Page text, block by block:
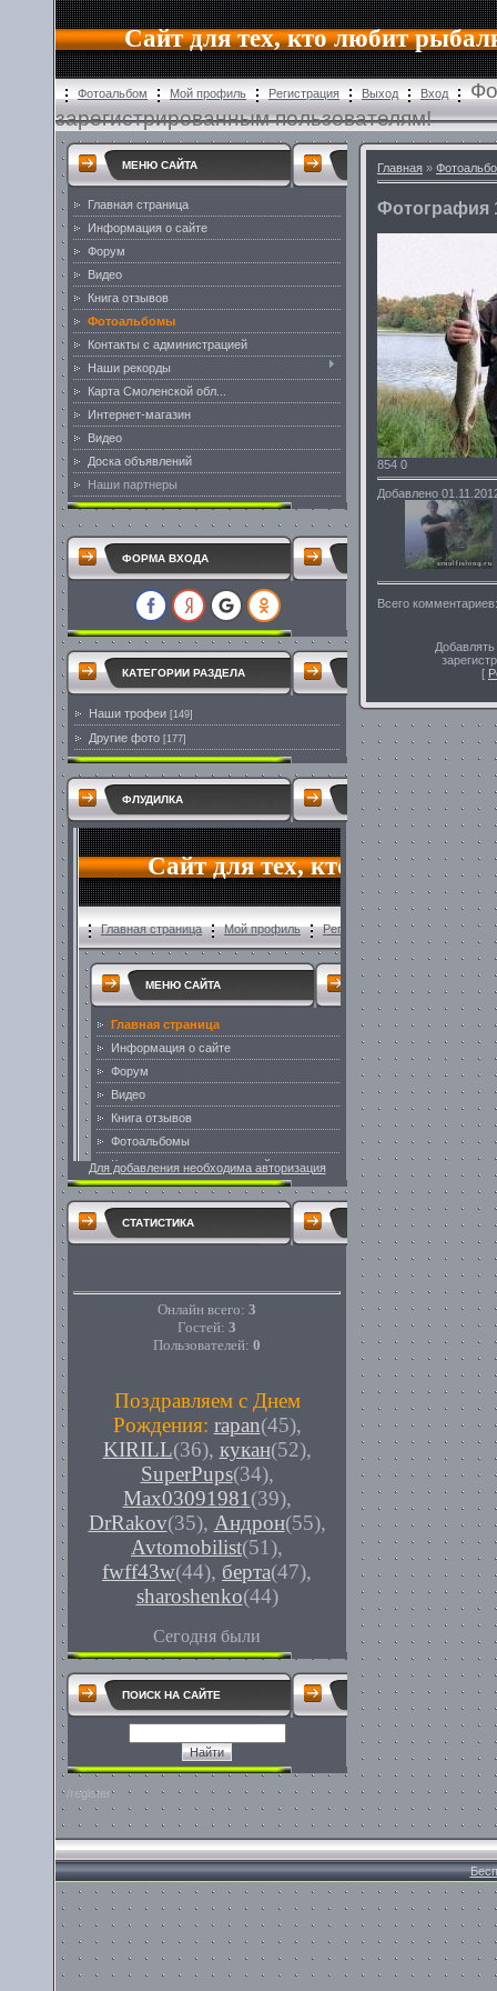
Сайт для тех, кто любит
Фотоальбом Мой профиль Регистрация Выход Вход
зарегистрированным пользователям!
МЕНЮ САЙТА
Главная страница
Информация о сайте
Форум
Видео
Книга отзывов
Фотоальбомы
Контакты с администрацией
Наши рекорды
Карта Смоленской обл...
Интернет-магазин
Видео
Доска объявлений
Наши партнеры
ФОРМА ВХОДА
КАТЕГОРИИ РАЗДЕЛА
Наши трофеи [149]
Другие фото [177]
ФЛУДИЛКА
Для добавления необходима авторизация
СТАТИСТИКА
Онлайн всего: 3
Гостей: 3
Пользователей: 0
Поздравляем с Днем
Рождения: rapan(45),
KIRILL(36), кукан(52),
SuperPups(34),
Max03091981 (39),
DrRakov(35), Андрон(55),
Avtomobilist(51),
fwff43w(44), берта(47),
sharoshenko(44)
Сегодня были
ПОИСК НА САЙТЕ
/register
Главная »
Фотография
854 0
Добавлено
Всего комментариев
[